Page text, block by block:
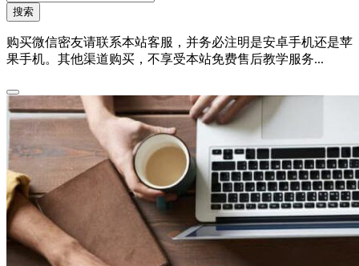
索搜索
购买微信密友请联系本站客服，并务必注明是安卓手机还是苹
果手机。其他渠道购买，不享受本站免费售后教学服务...